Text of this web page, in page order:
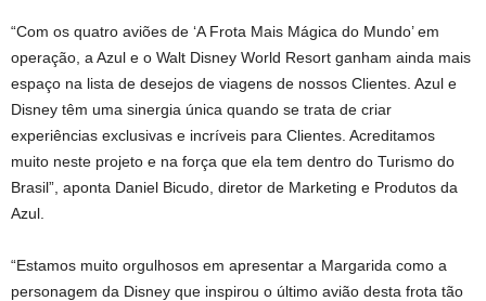
“Com os quatro aviões de ‘A Frota Mais Mágica do Mundo’ em
operação, a Azul e o Walt Disney World Resort ganham ainda mais
espaço na lista de desejos de viagens de nossos Clientes. Azul e
Disney têm uma sinergia única quando se trata de criar
experiências exclusivas e incríveis para Clientes. Acreditamos
muito neste projeto e na força que ela tem dentro do Turismo do
Brasil”, aponta Daniel Bicudo, diretor de Marketing e Produtos da
Azul.
“Estamos muito orgulhosos em apresentar a Margarida como a
personagem da Disney que inspirou o último avião desta frota tão